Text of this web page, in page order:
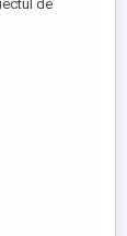
de
Fieni La
de
căutăm un
care să